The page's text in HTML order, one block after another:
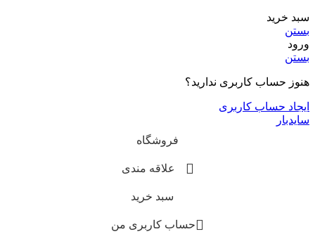
سبد خرید
بستن
ورود
بستن
هنوز حساب کاربری ندارید؟
ایجاد حساب کاربری
سایدبار
فروشگاه
علاقه مندی
سبد خرید
حساب کاربری من